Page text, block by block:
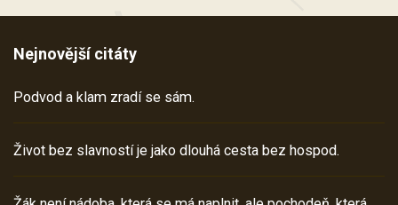
Nejnovější citáty
Podvod a klam zradí se sám.
Život bez slavností je jako dlouhá cesta bez hospod.